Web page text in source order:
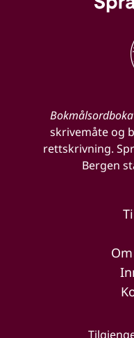
Bokmålsordboka
skrivemåte og
rettskrivning.
Bergen